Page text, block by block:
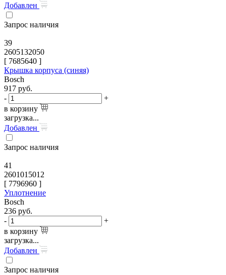
Добавлен
Запрос наличия
39
2605132050
[ 7685640 ]
Крышка корпуса (синяя)
Bosch
917 руб.
-
+
в корзину
загрузка...
Добавлен
Запрос наличия
41
2601015012
[ 7796960 ]
Уплотнение
Bosch
236 руб.
-
+
в корзину
загрузка...
Добавлен
Запрос наличия